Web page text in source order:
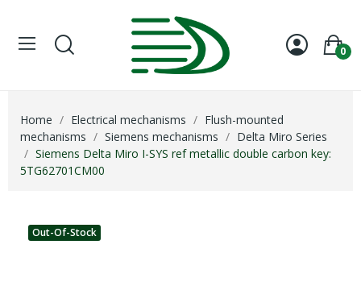
0
Home Electrical mechanisms
Flush-mounted
mechanisms
Siemens mechanisms
Delta Miro Series
Siemens Delta Miro I-SYS ref metallic double carbon key:
5TG62701CM00
Out-Of-Stock